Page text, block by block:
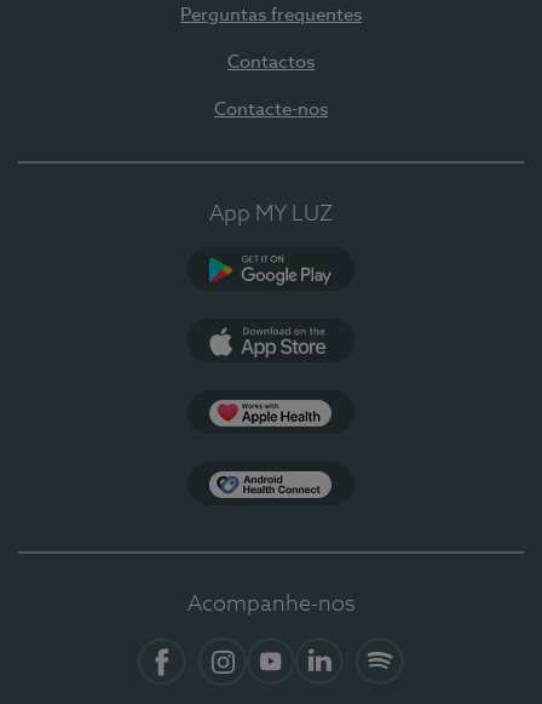
Perguntas frequentes
Contactos
Contacte-nos
App MY LUZ
Acompanhe-nos